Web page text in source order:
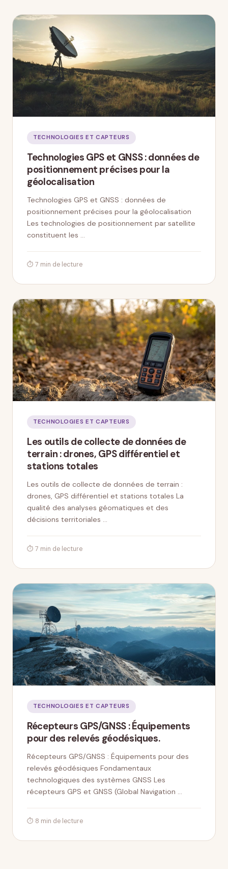
TECHNOLOGIES ET CAPTEURS
Technologies GPS et GNSS : données de
positionnement précises pour la
géolocalisation
Technologies GPS et GNSS : données de
positionnement précises pour la géolocalisation
Les technologies de positionnement par satellite
constituent les …
⏱ 7 min de lecture
TECHNOLOGIES ET CAPTEURS
Les outils de collecte de données de
terrain : drones, GPS différentiel et
stations totales
Les outils de collecte de données de terrain :
drones, GPS différentiel et stations totales La
qualité des analyses géomatiques et des
décisions territoriales …
⏱ 7 min de lecture
TECHNOLOGIES ET CAPTEURS
Récepteurs GPS/GNSS : Équipements
pour des relevés géodésiques.
Récepteurs GPS/GNSS : Équipements pour des
relevés géodésiques Fondamentaux
technologiques des systèmes GNSS Les
récepteurs GPS et GNSS (Global Navigation …
⏱ 8 min de lecture